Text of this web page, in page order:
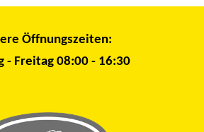
Öffnungszeiten:
- Freitag 08:00 - 16:30